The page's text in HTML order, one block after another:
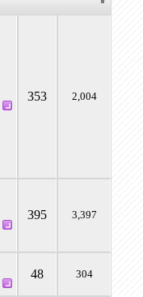
353 2,004
395 3,397
48 304